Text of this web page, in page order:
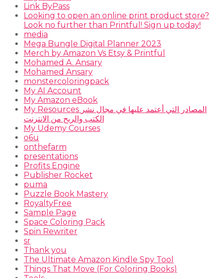
Link ByPass
Looking to open an online print product store?
Look no further than Printful! Sign up today!
media
Mega Bungle Digital Planner 2023
Merch by Amazon Vs Etsy & Printful
Mohamed A. Ansary
Mohamed Ansary
monstercoloringpack
My AI Account
My Amazon eBook
My Resources المصادر التي أعتمد عليها في مجال نشر
الكتب والربح من الانترنت
My Udemy Courses
o6u
onthefarm
presentations
Profits Engine
Publisher Rocket
puma
Puzzle Book Mastery
RoyaltyFree
Sample Page
Space Coloring Pack
Spin Rewriter
sr
Thank you
The Ultimate Amazon Kindle Spy Tool
Things That Move (For Coloring Books)